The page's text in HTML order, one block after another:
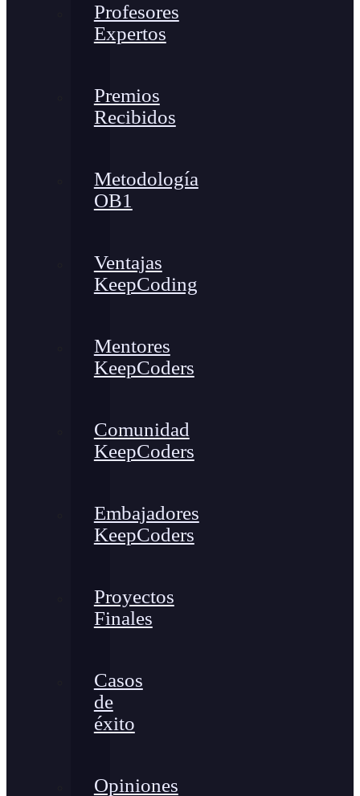
Profesores
Expertos
Premios
Recibidos
Metodología
OB1
Ventajas
KeepCoding
Mentores
KeepCoders
Comunidad
KeepCoders
Embajadores
KeepCoders
Proyectos
Finales
Casos
de
éxito
Opiniones